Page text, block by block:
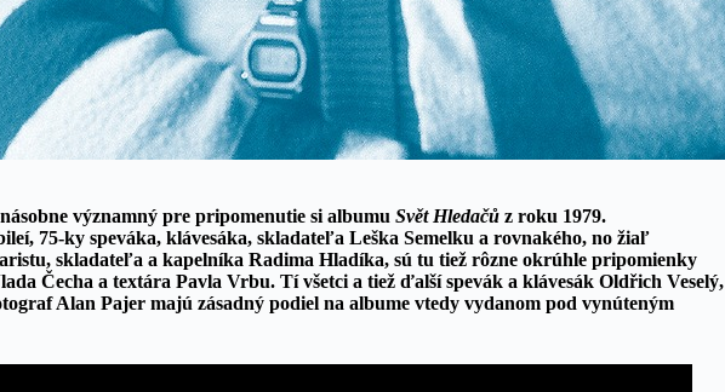
významný pre pripomenutie si albumu Svět Hledačů z roku 1979.
75-ky speváka, klávesáka, skladateľa Leška Semelku a rovnakého, no žiaľ
skladateľa a kapelníka Radima Hladíka, sú tu tiež rôzne okrúhle pripomienky
Čecha a textára Pavla Vrbu. Tí všetci a tiež ďalší spevák a klávesák Oldřich Veselý,
Alan Pajer majú zásadný podiel na albume vtedy vydanom pod vynúteným